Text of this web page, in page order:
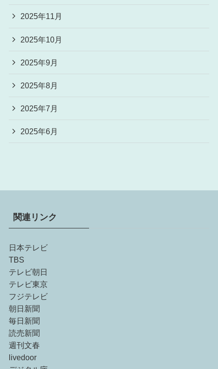
2025年11月
2025年10月
2025年9月
2025年8月
2025年7月
2025年6月
関連リンク
日本テレビ
TBS
テレビ朝日
テレビ東京
フジテレビ
朝日新聞
毎日新聞
読売新聞
週刊文春
livedoor